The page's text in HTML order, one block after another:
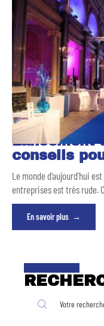
Lancement
conseils
Le monde d’aujourd’hui
entreprises est très rude.
En savoir plus